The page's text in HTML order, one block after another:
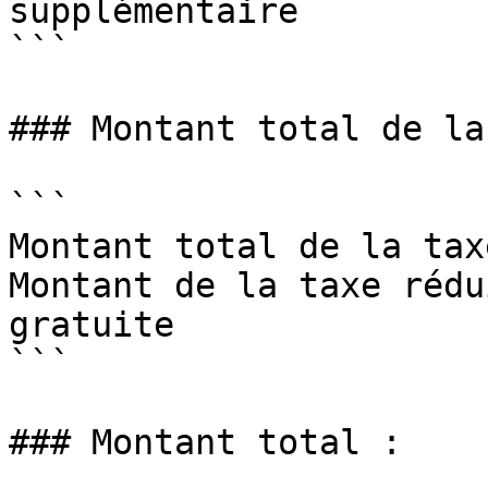
supplémentaire
```
### Montant total de
```
Montant total de la
Montant de la taxe
gratuite
```
### Montant total :